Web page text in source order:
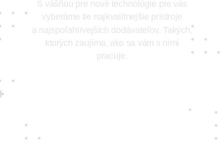
vyberáme tie najkvalitnejšie prístroje
a najspoľahlivejších dodávateľov. Takých,
ktorých zaujíma, ako sa vám s nimi
pracuje.